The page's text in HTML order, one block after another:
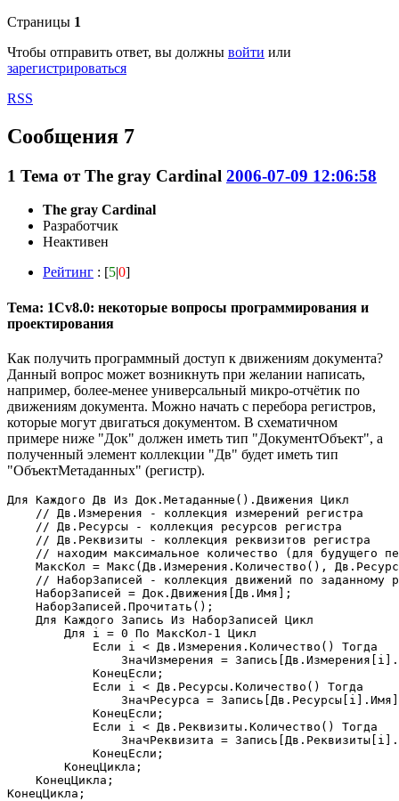
Страницы 1
Чтобы отправить ответ, вы должны войти или
зарегистрироваться
RSS
Сообщения 7
1 Тема отThe gray Cardinal 2006-07-09 12:06:58
The gray Cardinal
Разработчик
Неактивен
Рейтинг : [5|0]
Тема: 1Cv8.0: некоторые вопросы программирования и
проектирования
Как получить программный доступ к движениям документа?
Данный вопрос может возникнуть при желании написать,
например, более-менее универсальный микро-отчётик по
движениям документа. Можно начать с перебора регистров,
которые могут двигаться документом. В схематичном
примере ниже "Док" должен иметь тип "ДокументОбъект", а
полученный элемент коллекции "Дв" будет иметь тип
"ОбъектМетаданных" (регистр).
Для Каждого Дв Из Док.Метаданные().Движения Цикл
    // Дв.Измерения - коллекция измерений регистра
    // Дв.Ресурсы - коллекция ресурсов регистра
    // Дв.Реквизиты - коллекция реквизитов регистра
// находим максимальное количество (для будущего
МаксКол = Макс(Дв.Измерения.Количество(),
// НаборЗаписей - коллекция движений по заданному
    НаборЗаписей = Док.Движения[Дв.Имя];
    НаборЗаписей.Прочитать();
    Для Каждого Запись Из НаборЗаписей Цикл
        Для i = 0 По МаксКол-1 Цикл
            Если i < Дв.Измерения.Количество() Тогда
ЗначИзмерения =
            КонецЕсли;
            Если i < Дв.Ресурсы.Количество() Тогда
ЗначРесурса =
            КонецЕсли;
            Если i < Дв.Реквизиты.Количество() Тогда
ЗначРеквизита =
            КонецЕсли;
        КонецЦикла;
    КонецЦикла;
КонецЦикла;